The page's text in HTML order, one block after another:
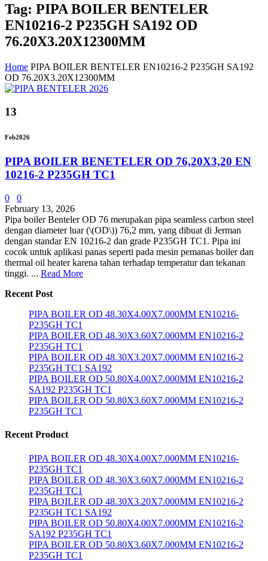
Tag: PIPA BOILER BENTELER
EN10216-2 P235GH SA192 OD
76.20X3.20X12300MM
Home PIPA BOILER BENTELER EN10216-2 P235GH SA192
OD 76.20X3.20X12300MM
13
Feb2026
PIPA BOILER BENETELER OD 76,20X3,20 EN
10216-2 P235GH TC1
0
0
February 13, 2026
Pipa boiler Benteler OD 76 merupakan pipa seamless carbon steel
dengan diameter luar (\(OD\)) 76,2 mm, yang dibuat di Jerman
dengan standar EN 10216-2 dan grade P235GH TC1. Pipa ini
cocok untuk aplikasi panas seperti pada mesin pemanas boiler dan
thermal oil heater karena tahan terhadap temperatur dan tekanan
tinggi. ... Read More
Recent Post
PIPA BOILER OD 48.30X4.00X7.000MM EN10216-
P235GH TC1
PIPA BOILER OD 48.30X3.60X7.000MM EN10216-2
P235GH TC1
PIPA BOILER OD 48.30X3.20X7.000MM EN10216-2
P235GH TC1 SA192
PIPA BOILER OD 50.80X4.00X7.000MM EN10216-2
SA192 P235GH TC1
PIPA BOILER OD 50.80X3.60X7.000MM EN10216-2
P235GH TC1
Recent Product
PIPA BOILER OD 48.30X4.00X7.000MM EN10216-
P235GH TC1
PIPA BOILER OD 48.30X3.60X7.000MM EN10216-2
P235GH TC1
PIPA BOILER OD 48.30X3.20X7.000MM EN10216-2
P235GH TC1 SA192
PIPA BOILER OD 50.80X4.00X7.000MM EN10216-2
SA192 P235GH TC1
PIPA BOILER OD 50.80X3.60X7.000MM EN10216-2
P235GH TC1